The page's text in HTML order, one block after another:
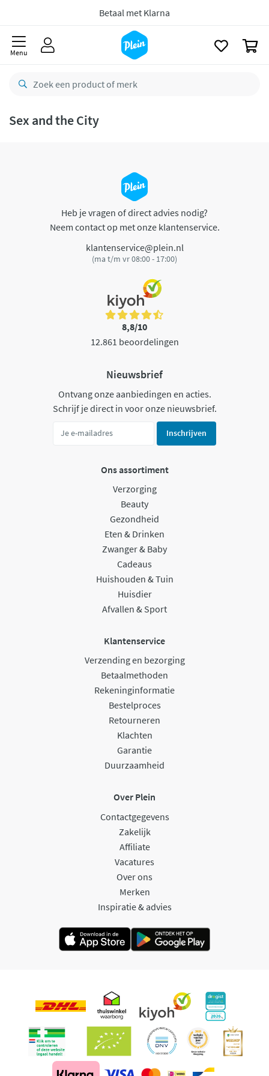
Betaal met Klarna
Menu
Sex and the City
Heb je vragen of direct advies nodig?
Neem contact op met onze klantenservice.
klantenservice@plein.nl
(ma t/m vr 08:00 - 17:00)
8,8/10
12.861 beoordelingen
Nieuwsbrief
Ontvang onze aanbiedingen en acties.
Schrijf je direct in voor onze nieuwsbrief.
Inschrijven
Ons assortiment
Verzorging
Beauty
Gezondheid
Eten & Drinken
Zwanger & Baby
Cadeaus
Huishouden & Tuin
Huisdier
Afvallen & Sport
Klantenservice
Verzending en bezorging
Betaalmethoden
Rekeninginformatie
Bestelproces
Retourneren
Klachten
Garantie
Duurzaamheid
Over Plein
Contactgegevens
Zakelijk
Affiliate
Vacatures
Over ons
Merken
Inspiratie & advies